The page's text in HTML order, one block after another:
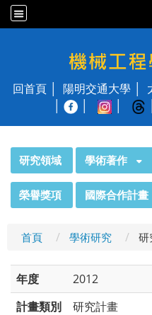
國立陽明交通
回首頁 陽明交通大學
研究領域 學術著作
榮譽獎項 國際合作計畫
首頁 學術研究 研
年度
2012
計畫類別
研究計畫